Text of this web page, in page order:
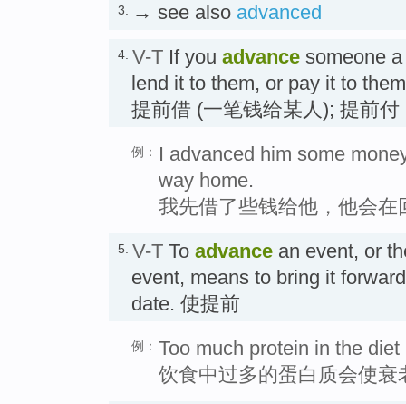
3. → see also advanced
4. V-T If you advance someone
lend it to them, or pay it to
提前借 (一笔钱给某人); 提前
例：
I advanced him some
way home.
我先借了些钱给他，他会在
5. V-T To advance an event, or
event, means to bring it
date. 使提前
例： Too much protein in the
饮食中过多的蛋白质会使衰